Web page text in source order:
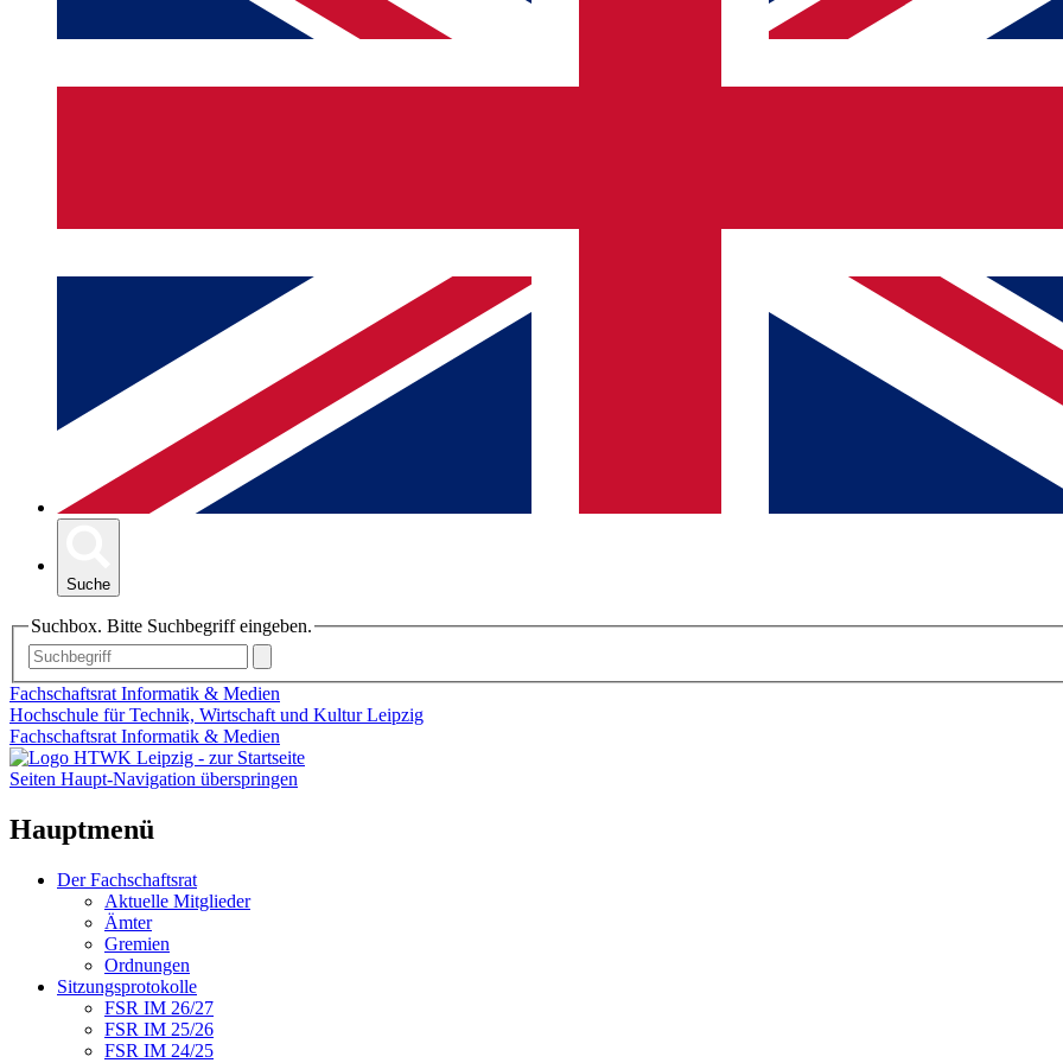
Suche
Suchbox. Bitte Suchbegriff eingeben.
Fachschaftsrat Informatik & Medien
Hochschule für Technik, Wirtschaft und Kultur Leipzig
Fachschaftsrat Informatik & Medien
Seiten Haupt-Navigation überspringen
Hauptmenü
Der Fachschaftsrat
Aktuelle Mitglieder
Ämter
Gremien
Ordnungen
Sitzungsprotokolle
FSR IM 26/27
FSR IM 25/26
FSR IM 24/25